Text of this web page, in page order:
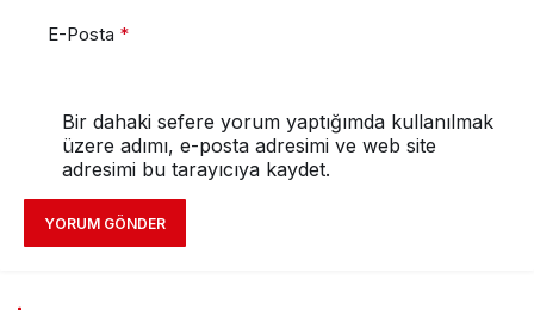
E-Posta *
Bir dahaki sefere yorum yaptığımda kullanılmak
üzere adımı, e-posta adresimi ve web site
adresimi bu tarayıcıya kaydet.
YORUM GÖNDER